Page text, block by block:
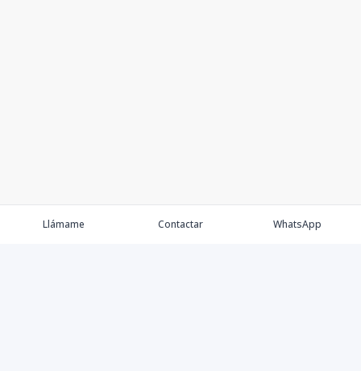
Llámame Contactar WhatsApp